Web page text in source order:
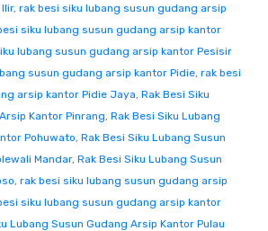
, rak besi siku lubang susun gudang arsip
siku lubang susun gudang arsip kantor
lubang susun gudang arsip kantor Pesisir
susun gudang arsip kantor Pidie, rak besi
arsip kantor Pidie Jaya, Rak Besi Siku
Kantor Pinrang, Rak Besi Siku Lubang
Pohuwato, Rak Besi Siku Lubang Susun
Mandar, Rak Besi Siku Lubang Susun
, rak besi siku lubang susun gudang arsip
siku lubang susun gudang arsip kantor
Lubang Susun Gudang Arsip Kantor Pulau